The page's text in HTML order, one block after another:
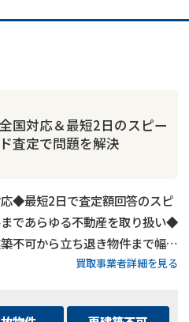
全国対応＆最短2日のスピー
ド査定で問題を解決
◆最短2日で査定額回答のスピ
であらゆる不動産を取り扱い◆
不可から立ち退き物件まで幅広
バルク購入も相談可能
買取事業者詳細を見る
悩みならこちら
問合せなら24時間受付）